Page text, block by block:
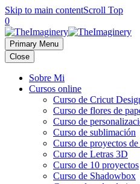
Skip to main contentScroll Top
0
Primary Menu
Close
Sobre Mi
Cursos online
Curso de Cricut
Curso de flores de
Curso de
Curso de sublimación
Curso de proyectos
Curso de Letras 3D
Curso de 10 proyectos
Curso de Shadowbox